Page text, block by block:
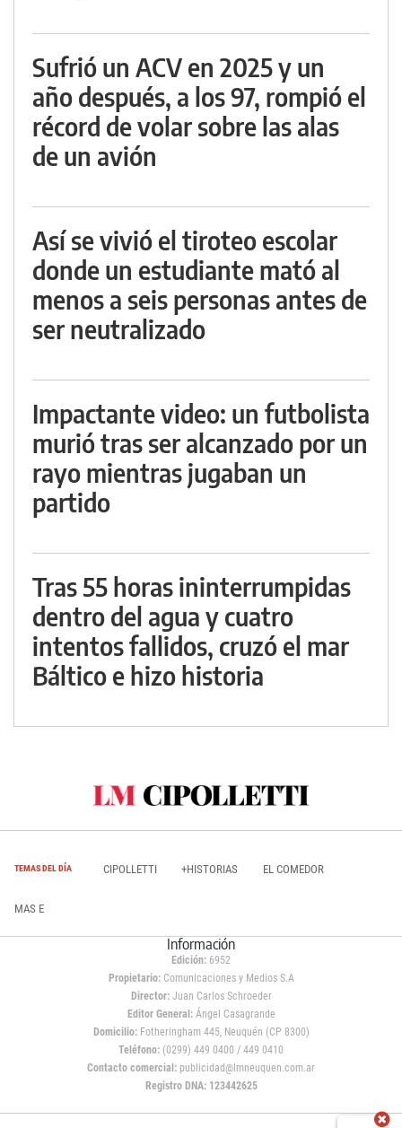
Sufrió un ACV en 2025 y un
año después, a los 97, rompió el
récord de volar sobre las alas
de un avión
Así se vivió el tiroteo escolar
donde un estudiante mató al
menos a seis personas antes de
ser neutralizado
Impactante video: un futbolista
murió tras ser alcanzado por un
rayo mientras jugaban un
partido
Tras 55 horas ininterrumpidas
dentro del agua y cuatro
intentos fallidos, cruzó el mar
Báltico e hizo historia
TEMAS DEL DÍA CIPOLLETTI +HISTORIAS EL COMEDOR
MAS E
Información
Edición: 6952
Propietario:Comunicaciones y Medios S.A
Director: Juan Carlos Schroeder
Editor General:Ángel Casagrande
Domicilio:Fotheringham 445, Neuquén (CP 8300)
Teléfono: (0299) 449 0400 / 449 0410
Contacto comercial: publicidad@lmneuquen.com.ar
Registro DNA: 123442625